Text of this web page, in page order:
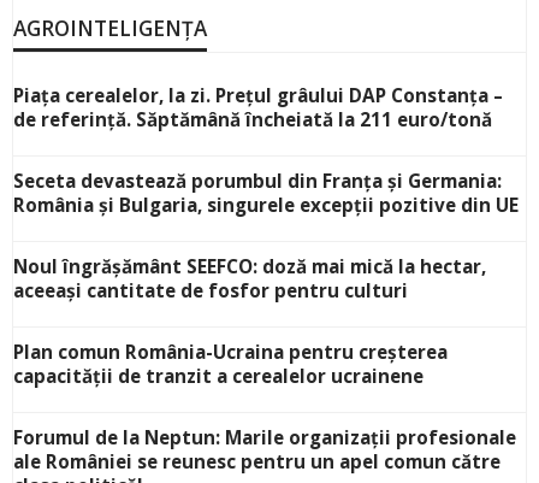
AGROINTELIGENȚA
Piața cerealelor, la zi. Prețul grâului DAP Constanța –
de referință. Săptămână încheiată la 211 euro/tonă
Seceta devastează porumbul din Franța și Germania:
România și Bulgaria, singurele excepții pozitive din UE
Noul îngrășământ SEEFCO: doză mai mică la hectar,
aceeași cantitate de fosfor pentru culturi
Plan comun România-Ucraina pentru creșterea
capacității de tranzit a cerealelor ucrainene
Forumul de la Neptun: Marile organizații profesionale
ale României se reunesc pentru un apel comun către